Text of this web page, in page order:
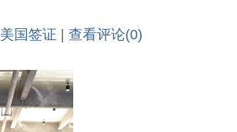
美国签证
查看评论(0)